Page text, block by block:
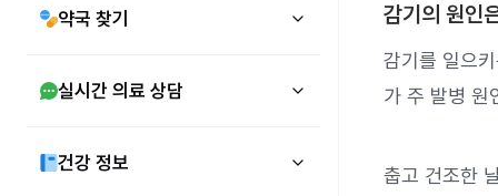
약국 찾기
실시간 의료 상담
건강 정보
감기의 원인
감기를 일으
가 주 발병 원
춥고 건조한